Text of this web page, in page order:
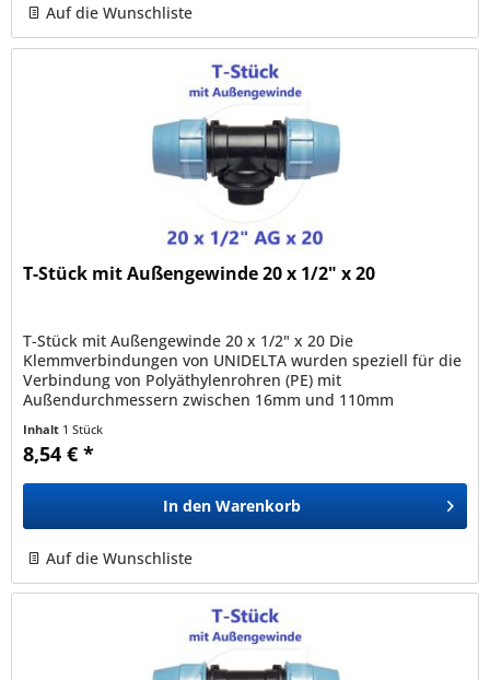
Auf die Wunschliste
T-Stück mit Außengewinde 20 x 1/2" x 20
T-Stück mit Außengewinde 20 x 1/2" x 20 Die
Klemmverbindungen von UNIDELTA wurden speziell für die
Verbindung von Polyäthylenrohren (PE) mit
Außendurchmessern zwischen 16mm und 110mm
Inhalt 1 Stück
8,54 € *
In den Warenkorb
Auf die Wunschliste